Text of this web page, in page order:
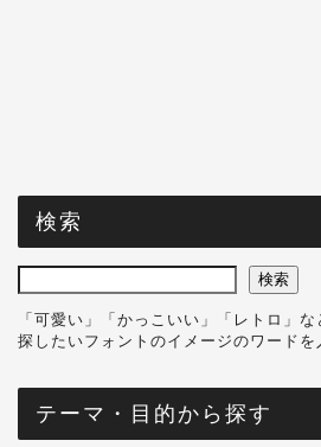
検索
検索
「可愛い」「かっこいい」「レトロ」な
探したいフォントのイメージのワードを
テーマ・目的から探す